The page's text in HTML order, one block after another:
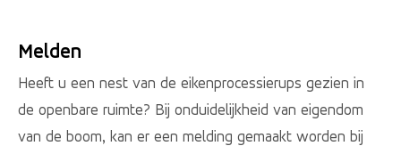
Melden
Heeft u een nest van de eikenprocessierups gezien in
de openbare ruimte? Bij onduidelijkheid van eigendom
van de boom, kan er een melding gemaakt worden bij